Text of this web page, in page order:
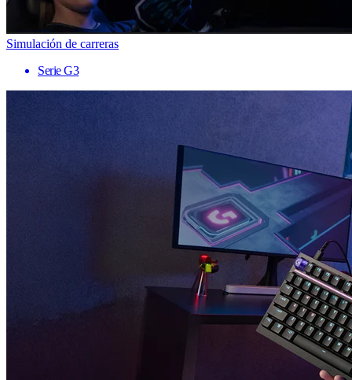
Simulación de carreras
Serie G3